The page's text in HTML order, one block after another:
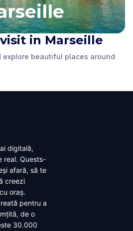
in Marseille
explore beautiful places around
Cathédrale La Major
digitală,
real. Quests-
afară, să te
creezi
oraș.
pentru a
de o
30.000